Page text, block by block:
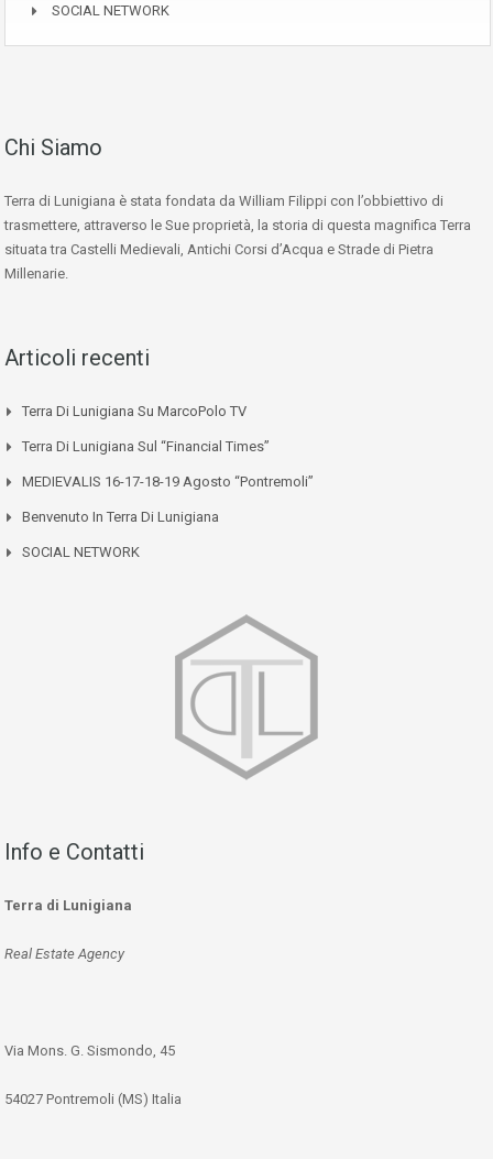
SOCIAL NETWORK
Chi Siamo
Terra di Lunigiana è stata fondata da William Filippi con l’obbiettivo di
trasmettere, attraverso le Sue proprietà, la storia di questa magnifica Terra
situata tra Castelli Medievali, Antichi Corsi d’Acqua e Strade di Pietra
Millenarie.
Articoli recenti
Terra Di Lunigiana Su MarcoPolo TV
Terra Di Lunigiana Sul “Financial Times”
MEDIEVALIS 16-17-18-19 Agosto “Pontremoli”
Benvenuto In Terra Di Lunigiana
SOCIAL NETWORK
Info e Contatti
Terra di Lunigiana
Real Estate Agency
Via Mons. G. Sismondo, 45
54027 Pontremoli (MS) Italia